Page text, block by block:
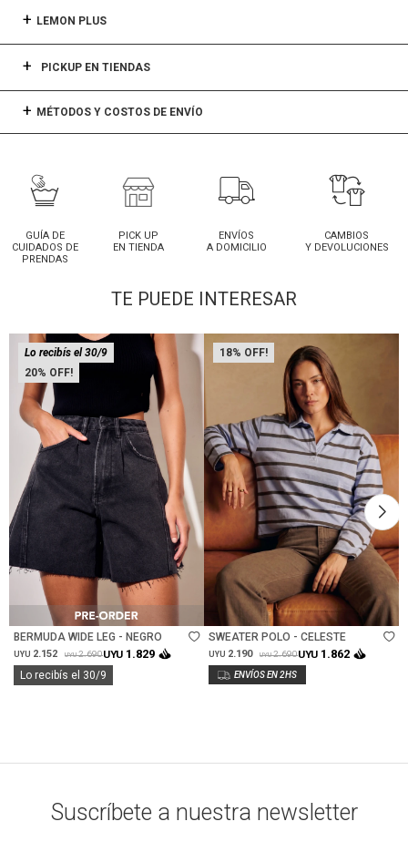
LEMON PLUS
PICKUP EN TIENDAS
MÉTODOS Y COSTOS DE ENVÍO
GUÍA DE
CUIDADOS DE
PRENDAS
PICK UP
EN TIENDA
ENVÍOS
A DOMICILIO
CAMBIOS
Y DEVOLUCIONES
TE PUEDE INTERESAR
20
Lo recibís el 30/9
Talle
BERMUDA WIDE LEG - NEGRO
UYU 2.152 UYU 2.690UYU 1.829
Lo recibís el 30/9
18
Talle
SWEATER POLO - CELESTE
UYU 2.190 UYU 2.690UYU 1.862
Suscríbete a nuestra newsletter